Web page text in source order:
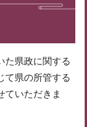
た県政に関する
て県の所管する
ていただきま